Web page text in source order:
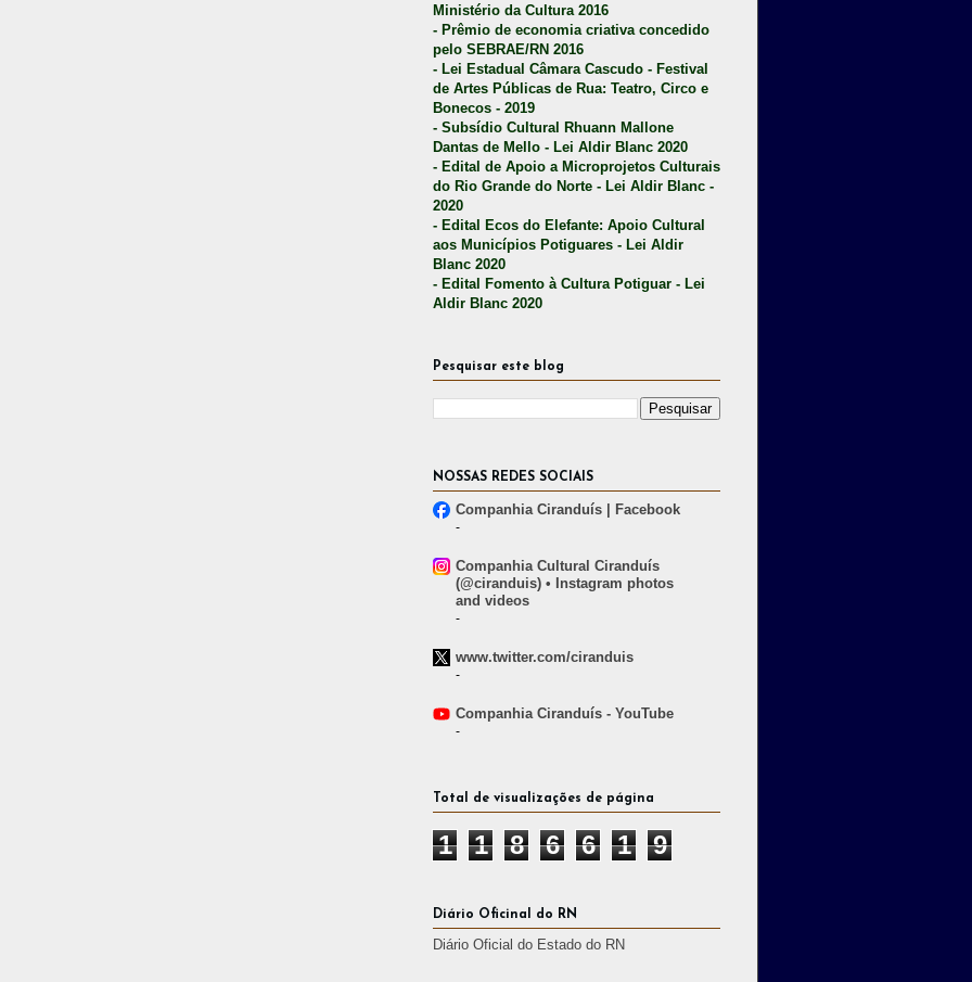
Ministério da Cultura 2016
- Prêmio de economia criativa concedido
pelo SEBRAE/RN 2016
- Lei Estadual Câmara Cascudo - Festival
de Artes Públicas de Rua: Teatro, Circo e
Bonecos - 2019
- Subsídio Cultural Rhuann Mallone
Dantas de Mello - Lei Aldir Blanc 2020
- Edital de Apoio a Microprojetos Culturais
do Rio Grande do Norte - Lei Aldir Blanc -
2020
- Edital Ecos do Elefante: Apoio Cultural
aos Municípios Potiguares - Lei Aldir
Blanc 2020
- Edital Fomento à Cultura Potiguar - Lei
Aldir Blanc 2020
Pesquisar este blog
NOSSAS REDES SOCIAIS
Companhia Ciranduís | Facebook
-
Companhia Cultural Ciranduís
(@ciranduis) • Instagram photos
and videos
-
www.twitter.com/ciranduis
-
Companhia Ciranduís - YouTube
-
Total de visualizações de página
1 1 8 6 6 1 9
Diário Oficinal do RN
Diário Oficial do Estado do RN